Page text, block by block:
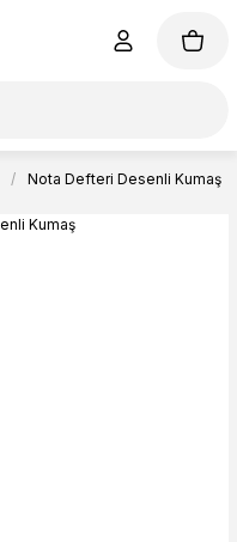
Nota Defteri Desenli Kumaş